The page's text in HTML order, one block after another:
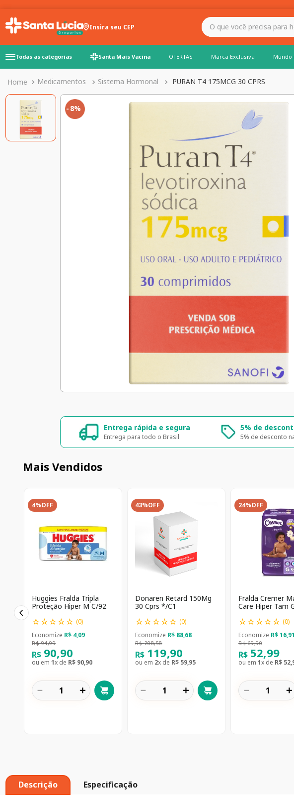
Insira seu CEP
O que você precisa para hoje?
Todas as categorias Santa Mais Vacina OFERTAS Marca Exclusiva Mundo
Medicamentos Sistema Hormonal PURAN T4 175MCG 30 CPRS
8%
Entrega rápida e segura
Entrega para todo o Brasil
5% de
5% de desconto
Mais Vendidos
4%OFF
Huggies Fralda Tripla
Proteção Hiper M C/92
☆☆☆☆☆ (0)
Economize R$ 4,09
R$ 94,99
R$ 90,90
ou em 1x de R$ 90,90
＋
－
43%OFF
Donaren Retard 150Mg
30 Cprs */C1
☆☆☆☆☆ (0)
Economize R$ 88,68
R$ 208,58
R$ 119,90
ou em 2x de R$ 59,95
＋
－
24%OFF
Fralda Cremer
Care Hiper Tam
☆☆☆☆☆ (0)
Economize R$16,91
R$ 69,90
R$ 52,99
ou em 1x de R$ 52,
＋
－
Descrição Especificação